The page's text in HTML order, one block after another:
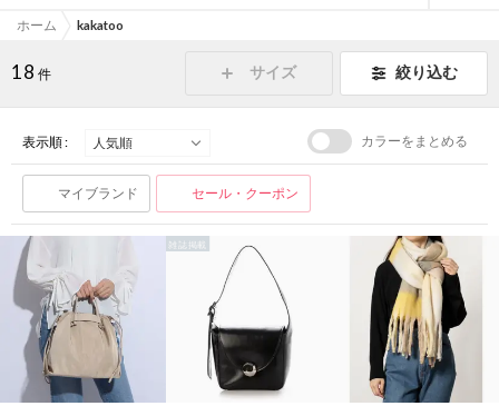
ホーム kakatoo
18 件 サイズ 絞り込む
表示順 : カラーをまとめる
マイブランド セール・クーポン
雑誌掲載